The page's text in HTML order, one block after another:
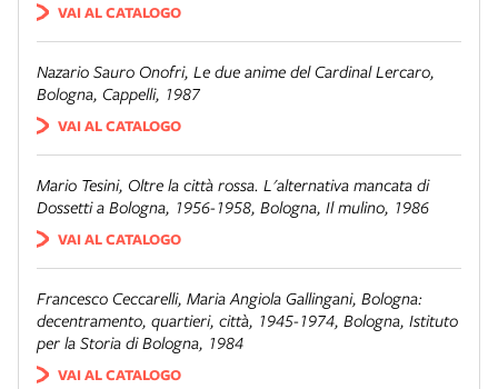
VAI AL CATALOGO
Nazario Sauro Onofri, Le due anime del Cardinal Lercaro,
Bologna, Cappelli, 1987
VAI AL CATALOGO
Mario Tesini, Oltre la città rossa. L'alternativa mancata di
Dossetti a Bologna, 1956-1958, Bologna, Il mulino, 1986
VAI AL CATALOGO
Francesco Ceccarelli, Maria Angiola Gallingani, Bologna:
decentramento, quartieri, città, 1945-1974, Bologna, Istituto
per la Storia di Bologna, 1984
VAI AL CATALOGO